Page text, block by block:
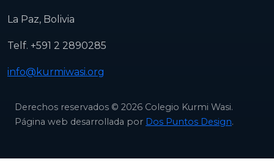
La Paz, Bolivia
Telf. +591 2 2890285
info@kurmiwasi.org
Derechos reservados © 2026 Colegio Kurmi Wasi.
Página web desarrollada por Dos Puntos Design.